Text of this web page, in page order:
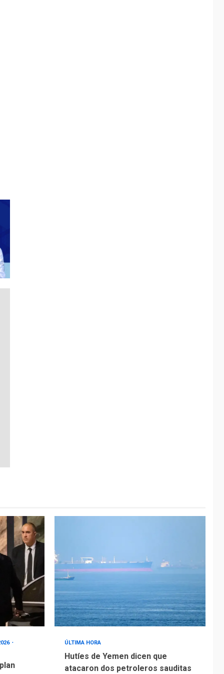
ÚLTIMA HORA
Hutíes de Yemen dicen que
atacaron dos petroleros sauditas